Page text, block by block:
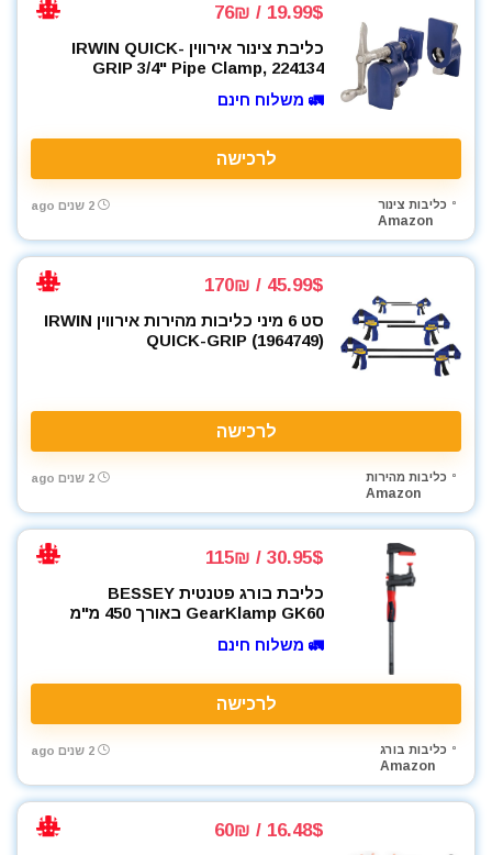
19.99$ / 76₪
כליבת צינור אירווין IRWIN QUICK-
GRIP 3/4" Pipe Clamp, 224134
🚛 משלוח חינם
לרכישה
כליבות צינור
Amazon
2 שנים ago
45.99$ / 170₪
סט 6 מיני כליבות מהירות אירווין IRWIN
QUICK-GRIP (1964749)
לרכישה
כליבות מהירות
Amazon
2 שנים ago
30.95$ / 115₪
כליבת בורג פטנטית BESSEY
GearKlamp GK60 באורך 450 מ"מ
🚛 משלוח חינם
לרכישה
כליבות בורג
Amazon
2 שנים ago
16.48$ / 60₪